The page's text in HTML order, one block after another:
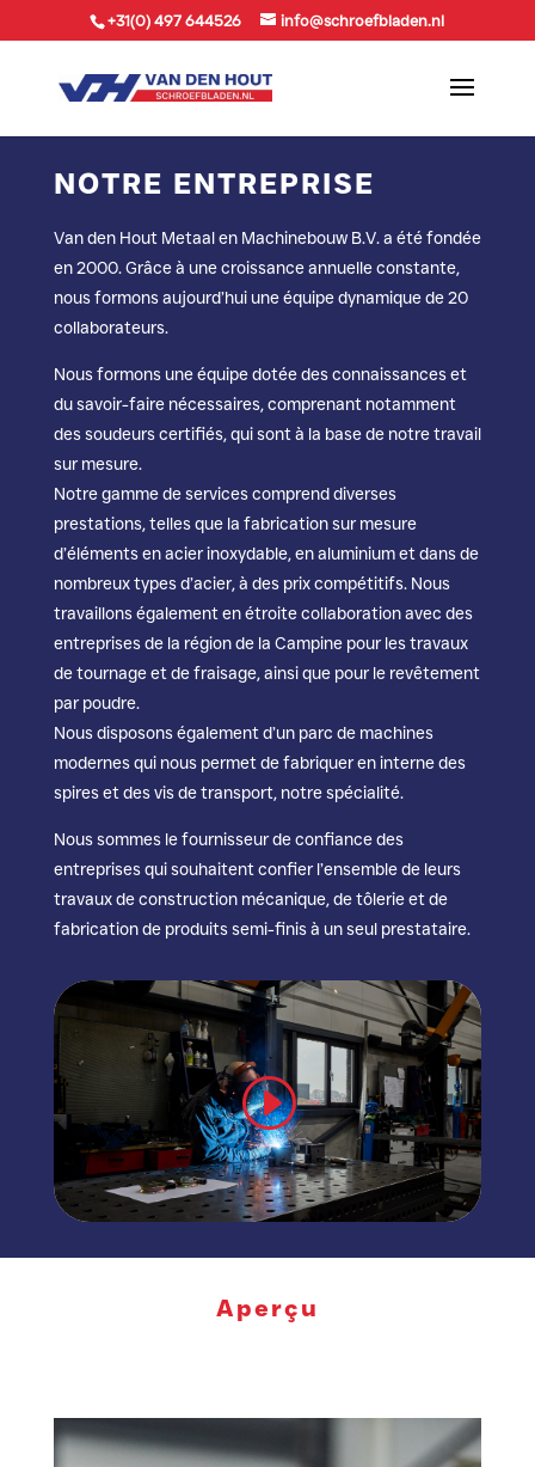
+31(0) 497 644526 info@schroefbladen.nl
NOTRE ENTREPRISE
Van den Hout Metaal en Machinebouw B.V. a été fondée
en 2000. Grâce à une croissance annuelle constante,
nous formons aujourd’hui une équipe dynamique de 20
collaborateurs.
Nous formons une équipe dotée des connaissances et
du savoir-faire nécessaires, comprenant notamment
des soudeurs certifiés, qui sont à la base de notre travail
sur mesure.
Notre gamme de services comprend diverses
prestations, telles que la fabrication sur mesure
d’éléments en acier inoxydable, en aluminium et dans de
nombreux types d’acier, à des prix compétitifs. Nous
travaillons également en étroite collaboration avec des
entreprises de la région de la Campine pour les travaux
de tournage et de fraisage, ainsi que pour le revêtement
par poudre.
Nous disposons également d’un parc de machines
modernes qui nous permet de fabriquer en interne des
spires et des vis de transport, notre spécialité.
Nous sommes le fournisseur de confiance des
entreprises qui souhaitent confier l’ensemble de leurs
travaux de construction mécanique, de tôlerie et de
fabrication de produits semi-finis à un seul prestataire.
Aperçu